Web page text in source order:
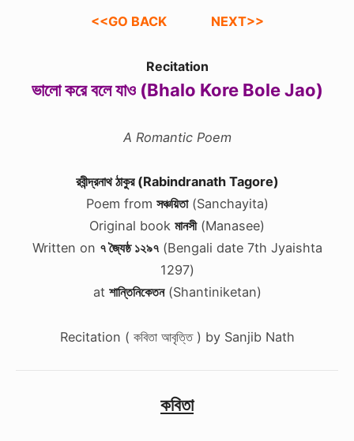
<<GO BACK NEXT>>
Recitation
ভালো করে বলে যাও (Bhalo Kore Bole Jao)
A Romantic Poem
রবীন্দ্রনাথ ঠাকুর (Rabindranath Tagore)
Poem from সঞ্চয়িতা(Sanchayita)
Original book মানসী(Manasee)
Written on ৭ জ্যৈষ্ঠ ১২৯৭(Bengali date 7th Jyaishta
1297)
at শান্তিনিকেতন(Shantiniketan)
Recitation ( কবিতা আবৃত্তি ) by Sanjib Nath
কবিতা